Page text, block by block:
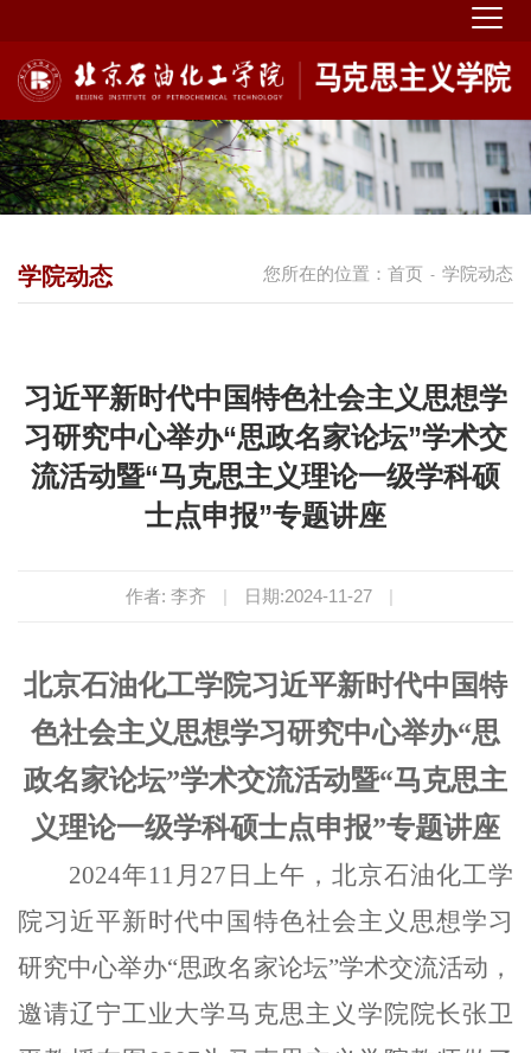
您所在的位置： 首页 - 学院动态
学院动态
习近平新时代中国特色社会主义思想学
习研究中心举办“思政名家论坛”学术交
流活动暨“马克思主义理论一级学科硕
士点申报”专题讲座
作者: 李齐 | 日期:2024-11-27 |
北京石油化工学院习近平新时代中国特
色社会主义思想学习研究中心举办“思
政名家论坛”学术交流活动暨“马克思主
义理论一级学科硕士点申报”专题讲座
2024年11月27日上午，北京石油化工学
院习近平新时代中国特色社会主义思想学习
研究中心举办“思政名家论坛”学术交流活动，
邀请辽宁工业大学马克思主义学院院长张卫